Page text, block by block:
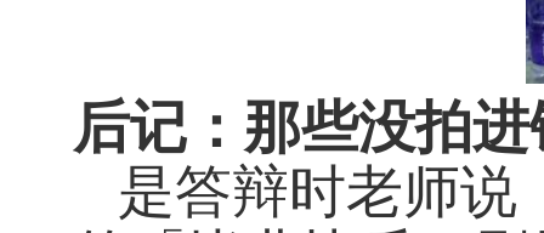
后记：那些没拍
是答辩时老师说